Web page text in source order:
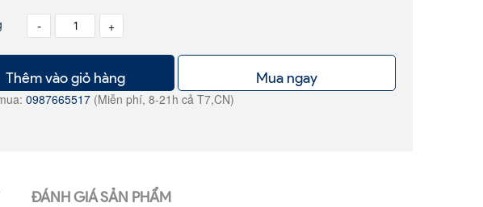
- +
Thêm vào giỏ hàng Mua ngay
0987665517 (Miễn phí, 8-21h cả T7,CN)
ĐÁNH GIÁ SẢN PHẨM